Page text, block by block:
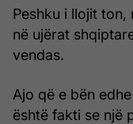
Peshku i llojit ton,
në ujërat
vendas.
Ajo që e bën
është fakti se një